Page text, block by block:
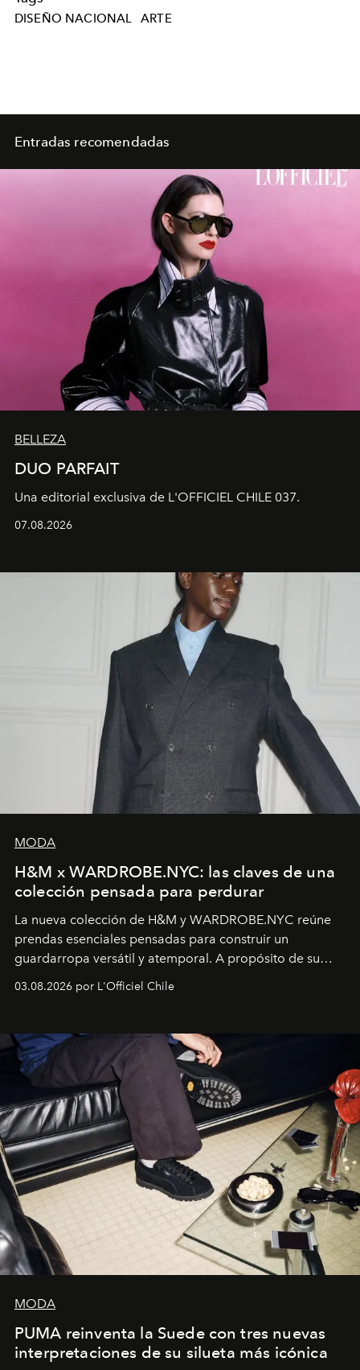
DISEÑO NACIONAL ARTE
Entradas recomendadas
BELLEZA
DUO PARFAIT
Una editorial exclusiva de L'OFFICIEL CHILE 037.
07.08.2026
MODA
H&M x WARDROBE.NYC: las claves de una
colección pensada para perdurar
La nueva colección de H&M y WARDROBE.NYC reúne
prendas esenciales pensadas para construir un
guardarropa versátil y atemporal. A propósito de su
la asesora creativa y jefa de diseño global de la marca
y la filosofía detrás de la propuesta.
03.08.2026 por L'Officiel Chile
MODA
PUMA reinventa la Suede con tres nuevas
interpretaciones de su silueta más icónica